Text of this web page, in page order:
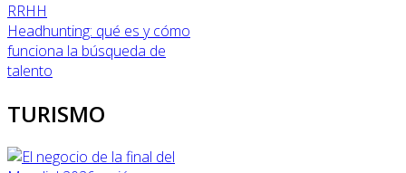
RRHH
Headhunting: qué es y cómo
funciona la búsqueda de
talento
TURISMO